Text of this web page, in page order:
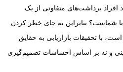
افراد برداشت‌های متفاوتی از یک
شماست؟ بنابراین به جای خطر کردن
با تحقیقات بازاریابی به حقایق
و نه بر اساس احساسات تصمیم‌گیری